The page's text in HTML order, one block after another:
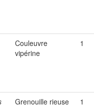
Couleuvre
vipérine
1
Grenouille rieuse 1